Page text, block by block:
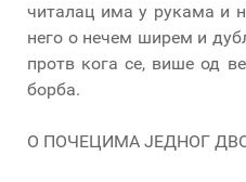
читалац има у рукама и
него о нечем ширем и
протв кога се, више од
борба.
О ПОЧЕЦИМА ЈЕДНОГ